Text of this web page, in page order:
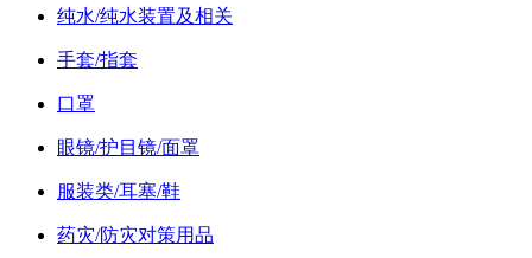
纯水/纯水装置及相关
手套/指套
口罩
眼镜/护目镜/面罩
服装类/耳塞/鞋
药灾/防灾对策用品